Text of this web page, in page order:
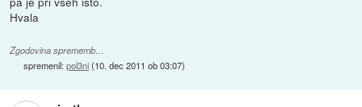
Hvala
Zgodovina sprememb…
spremenil:pol3ni(10. dec 2011 ob 03:07)